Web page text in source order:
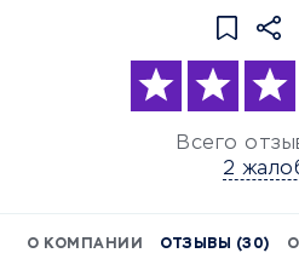
Всего
2
О КОМПАНИИ ОТЗЫВЫ (30)